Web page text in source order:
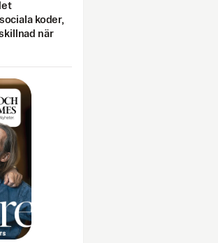
koder,
när